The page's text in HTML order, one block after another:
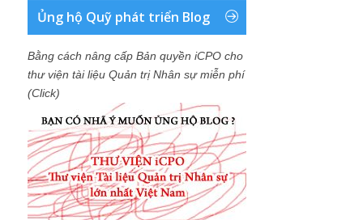
Ủng hộ Quỹ phát triển Blog
Bằng cách nâng cấp Bản quyền iCPO cho
thư viện tài liệu Quản trị Nhân sự miễn phí
(Click)